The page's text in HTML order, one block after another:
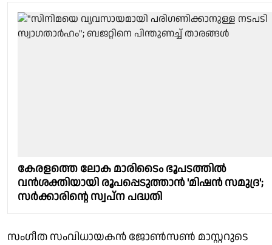
കേരളത്തെ ലോക മാരിടൈം ഭൂപടത്തിൽ
വൻശക്തിയായി രൂപപ്പെടുത്താൻ 'മിഷൻ സമുദ്ര';
സർക്കാരിൻ്റെ സ്വപ്ന പദ്ധതി
സംഗീത സംവിധായകൻ ജോൺസൺ മാസ്റ്ററുടെ